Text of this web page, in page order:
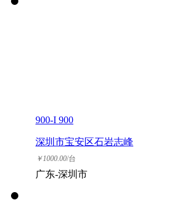
900-I 900
深圳市宝安区石岩志峰
五金电器商行
￥1000.00/台
广东-深圳市